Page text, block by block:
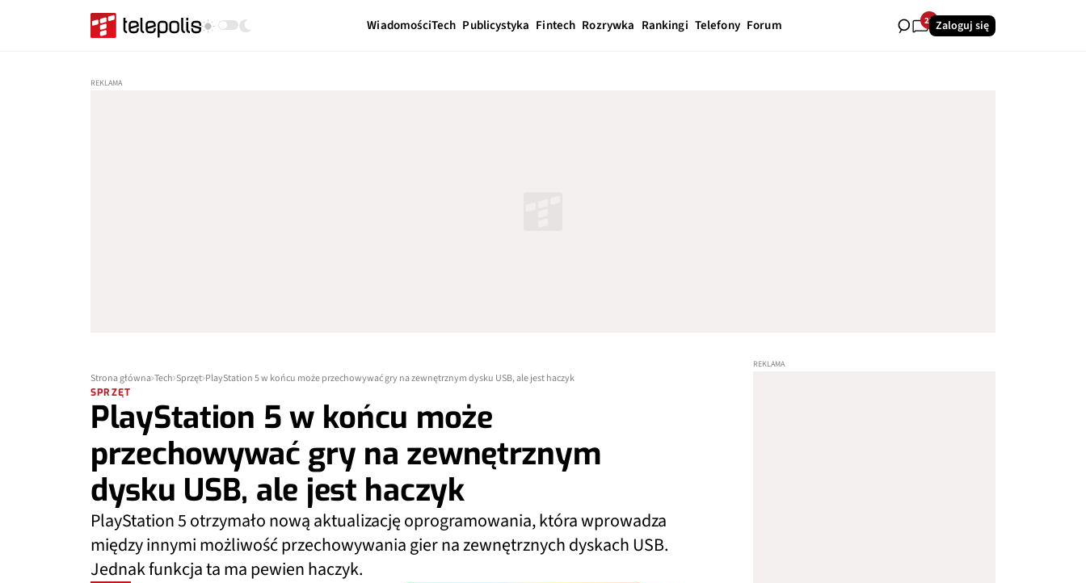
WiadomościTech Publicystyka Fintech Rozrywka Rankingi Telefony Forum 23Zaloguj się
Strona główna Tech Sprzęt PlayStation 5 w końcu może przechowywać gry na zewnętrznym dysku USB, ale jest haczyk
SPRZĘT
PlayStation 5 w końcu może
przechowywać gry na zewnętrznym
dysku USB, ale jest haczyk
PlayStation 5 otrzymało nową aktualizację oprogramowania, która wprowadza
między innymi możliwość przechowywania gier na zewnętrznych dyskach USB.
Jednak funkcja ta ma pewien haczyk.